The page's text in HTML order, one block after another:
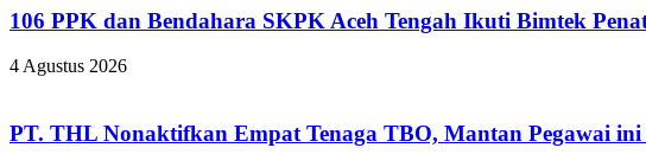
106 PPK dan Bendahara SKPK Aceh Tengah Ikuti Bimtek
4 Agustus 2026
PT. THL Nonaktifkan Empat Tenaga TBO, Mantan Pegawai ini